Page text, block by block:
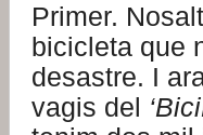
Primer.
bicicleta que
desastre. I
vagis del